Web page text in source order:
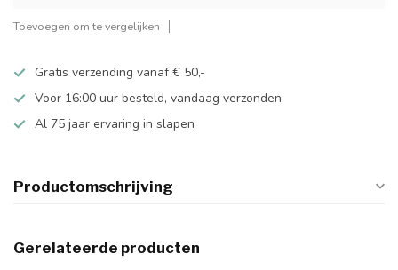
Toevoegen om te vergelijken
Gratis verzending vanaf € 50,-
Voor 16:00 uur besteld, vandaag verzonden
Al 75 jaar ervaring in slapen
Productomschrijving
Gerelateerde producten